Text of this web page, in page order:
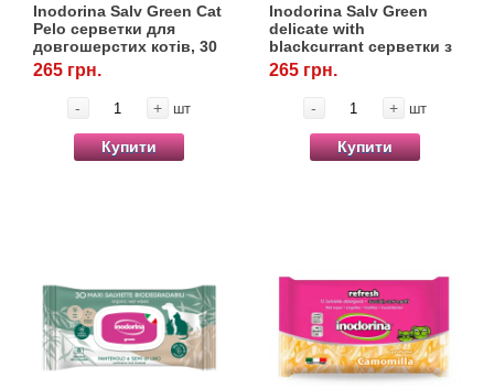
Inodorina Salv Green Cat
Pelo серветки для
довгошерстих котів, 30
шт.
265 грн.
- + шт
Купити
Inodorina Salv Green
delicate with
blackcurrant серветки з
чорною смородиною,
30 шт.
265 грн.
- + шт
Купити